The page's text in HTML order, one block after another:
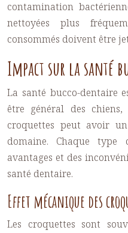
contamination
nettoyées plus
consommés doivent être
Impact sur la santé
La santé bucco-dentaire
être général des
croquettes peut avoir
domaine. Chaque type
avantages et des
santé dentaire.
Effet mécanique des
Les croquettes sont